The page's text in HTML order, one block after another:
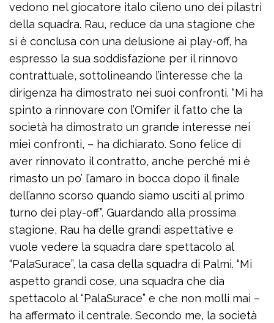
vedono nel giocatore italo cileno uno dei pilastri
della squadra. Rau, reduce da una stagione che
si è conclusa con una delusione ai play-off, ha
espresso la sua soddisfazione per il rinnovo
contrattuale, sottolineando l’interesse che la
dirigenza ha dimostrato nei suoi confronti. “Mi ha
spinto a rinnovare con l’Omifer il fatto che la
società ha dimostrato un grande interesse nei
miei confronti, – ha dichiarato. Sono felice di
aver rinnovato il contratto, anche perché mi è
rimasto un po’ l’amaro in bocca dopo il finale
dell’anno scorso quando siamo usciti al primo
turno dei play-off”. Guardando alla prossima
stagione, Rau ha delle grandi aspettative e
vuole vedere la squadra dare spettacolo al
“PalaSurace”, la casa della squadra di Palmi. “Mi
aspetto grandi cose, una squadra che dia
spettacolo al “PalaSurace” e che non molli mai –
ha affermato il centrale. Secondo me, la società